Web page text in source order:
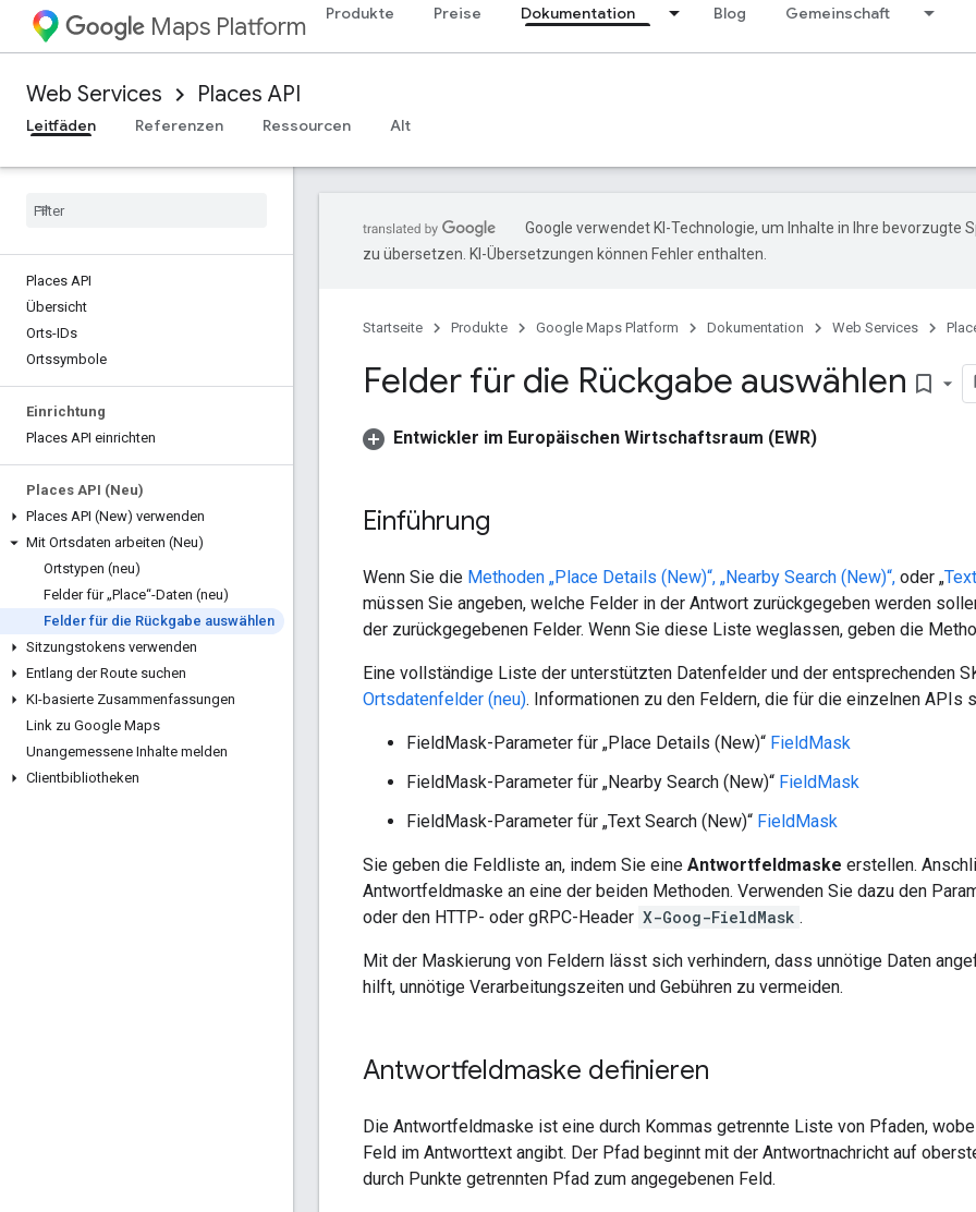
Maps Platform Produkte Preise Dokumentation Blog Gemeinschaft
Web Services Places API
Leitfäden Referenzen Ressourcen Alt
Places API
Übersicht
Orts-IDs
Ortssymbole
Einrichtung
Places API einrichten
Places API (Neu)
Places API (New) verwenden
Mit Ortsdaten arbeiten (Neu)
Ortstypen (neu)
Felder für „Place“-Daten (neu)
Felder für die Rückgabe auswählen
Sitzungstokens verwenden
Entlang der Route suchen
KI-basierte Zusammenfassungen
Link zu Google Maps
Unangemessene Inhalte melden
Clientbibliotheken
Google verwendet KI-Technologie, um Inhalte in Ihre bevorzugte
zu übersetzen. KI-Übersetzungen können Fehler enthalten.
Startseite Produkte Google Maps Platform Dokumentation Web Services
Felder für die Rückgabe auswählen bookmark_border
Entwickler im Europäischen Wirtschaftsraum (EWR)
Einführung
Wenn Sie die Methoden „Place Details (New)“, „Nearby Search (New)“, oder „
müssen Sie angeben, welche Felder in der Antwort zurückgegeben werden
der zurückgegebenen Felder. Wenn Sie diese Liste weglassen, geben die
Eine vollständige Liste der unterstützten Datenfelder und der entsprechenden
Ortsdatenfelder (neu). Informationen zu den Feldern, die für die einzelnen APIs
FieldMask-Parameter für „Place Details (New)“ FieldMask
FieldMask-Parameter für „Nearby Search (New)“ FieldMask
FieldMask-Parameter für „Text Search (New)“ FieldMask
Sie geben die Feldliste an, indem Sie eine Antwortfeldmaske erstellen.
Antwortfeldmaske an eine der beiden Methoden. Verwenden Sie dazu den
oder den HTTP- oder gRPC-Header X-Goog-FieldMask .
Mit der Maskierung von Feldern lässt sich verhindern, dass unnötige Daten
hilft, unnötige Verarbeitungszeiten und Gebühren zu vermeiden.
Antwortfeldmaske definieren
Die Antwortfeldmaske ist eine durch Kommas getrennte Liste von Pfaden,
Feld im Antworttext angibt. Der Pfad beginnt mit der Antwortnachricht auf
durch Punkte getrennten Pfad zum angegebenen Feld.